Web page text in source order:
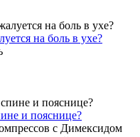
на боль в ухе?
и пояснице?